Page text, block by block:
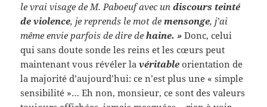
le vrai visage de M. Paboeuf avec undiscours teinté
de violence, je reprends le mot demensonge, j’ai
même envie parfois de dire dehaine. »Donc, celui
qui sans doute sonde les reins et les cœurs peut
maintenant vous révéler lavéritableorientation de
la majorité d’aujourd’hui: ce n’est plus une « simple
sensibilité »… Eh non, monsieur, ce sont des valeurs